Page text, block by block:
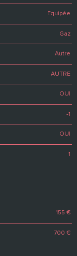
Equipée
Gaz
Autre
AUTRE
OUI
-1
OUI
1
155 €
700 €